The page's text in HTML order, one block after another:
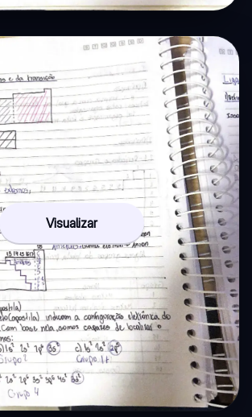
Visualizar